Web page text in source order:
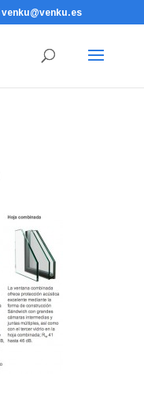
venku@venku.es